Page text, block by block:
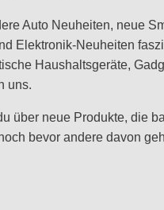
Auto Neuheiten, neue
Elektronik-Neuheiten
Haushaltsgeräte,
uns.
über neue Produkte, die
bevor andere davon